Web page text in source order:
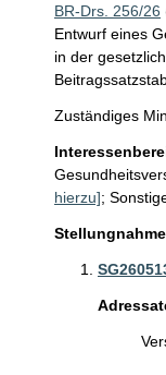
BR-Drs. 256/26
Entwurf eines
in der
Zuständiges
hierzu];